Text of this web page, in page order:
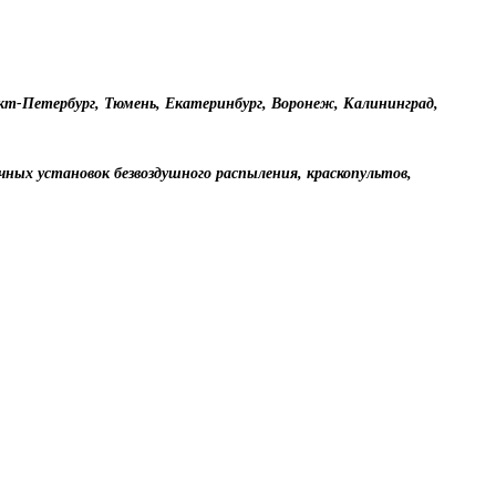
Петербург, Тюмень, Екатеринбург, Воронеж, Калининград,
установок безвоздушного распыления, краскопультов,